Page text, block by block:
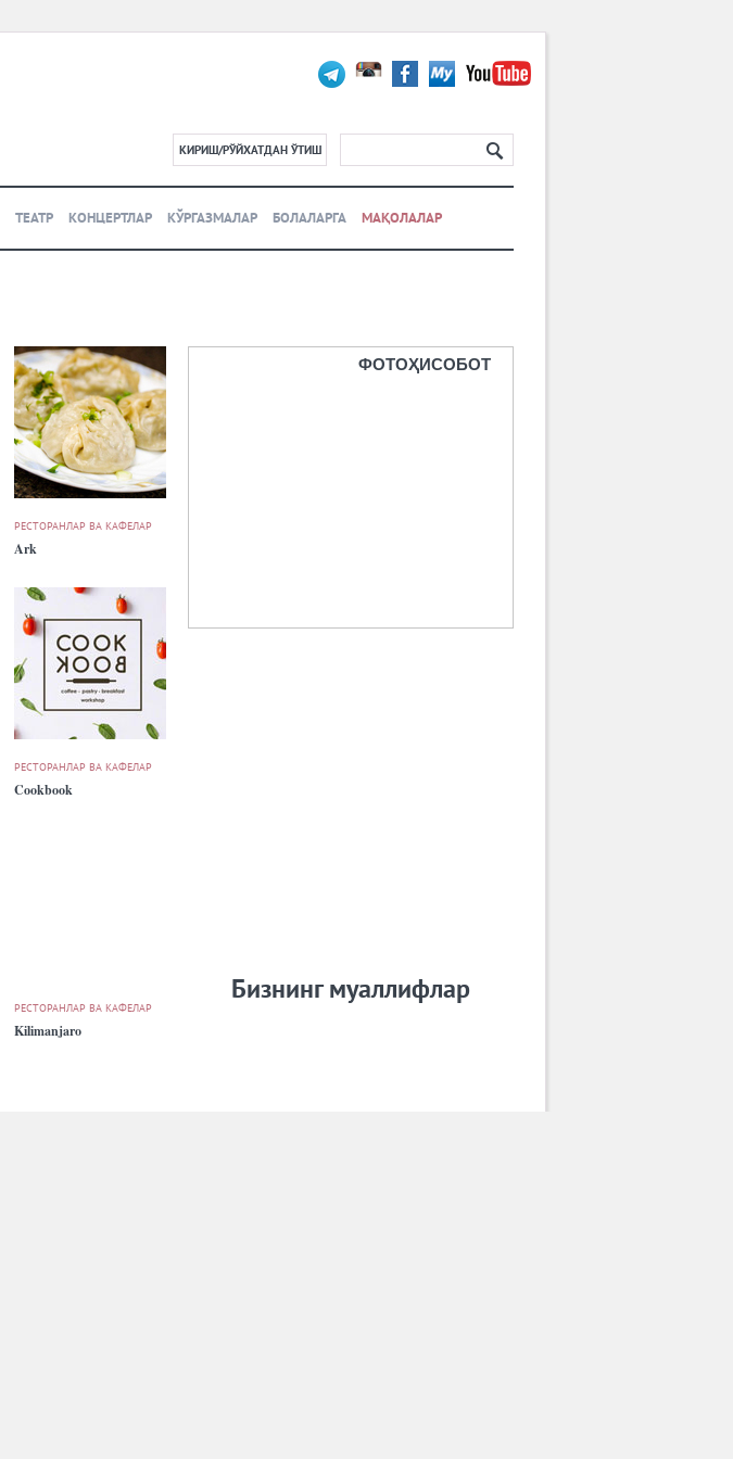
КИРИШ/РЎЙХАТДАН ЎТИШ
ТЕАТР КОНЦЕРТЛАР КЎРГАЗМАЛАР БОЛАЛАРГА МАҚОЛАЛАР
РЕСТОРАНЛАР ВА КАФЕЛАР
Ark
РЕСТОРАНЛАР ВА КАФЕЛАР
Cookbook
РЕСТОРАНЛАР ВА КАФЕЛАР
Kilimanjaro
ФОТОҲИСОБОТ
Бизнинг муаллифлар